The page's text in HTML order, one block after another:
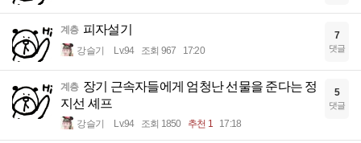
계층 피자설기
강슬기 Lv.94 조회 967 17:20
7
댓글
계층 장기 근속자들에게 엄청난 선물을 준다는 정
지선 셰프
강슬기 Lv.94 조회 1850 추천 1 17:18
5
댓글